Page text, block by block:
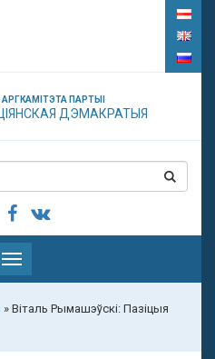
ПАРТЫІ
ДЭМАКРАТЫЯ
Паказаць
меню
» Віталь Рымашэўскі: Пазіцыя